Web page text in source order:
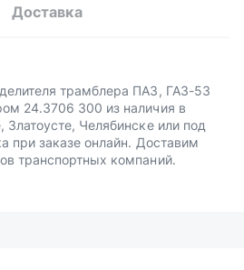
Доставка
трамблера ПАЗ, ГАЗ-53
24.3706 300 из наличия в
Челябинске или под
при заказе онлайн. Доставим
транспортных компаний.